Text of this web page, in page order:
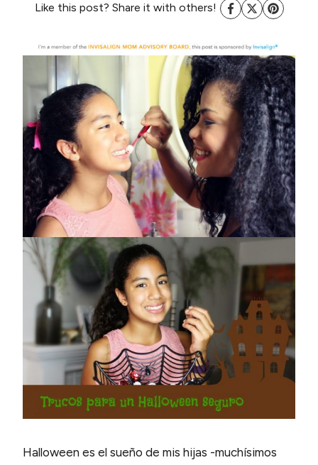
Like this post? Share it with others!
Halloween es el sueño de mis hijas -muchísimos